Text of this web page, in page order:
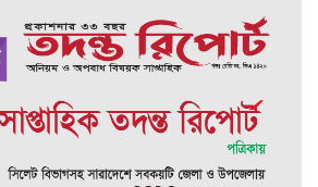
কিশোরীকে যৌনপীড়নের পর
ভ্রূণহত্যার অপচেষ্টা, গোয়াইনঘাট জুড়ে
চাঞ্চল্য!